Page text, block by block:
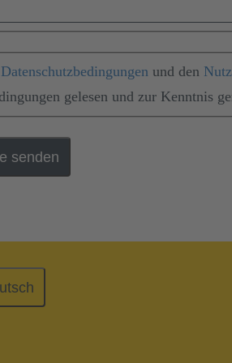
Datenschutzbedingungen und den
gelesen und zur Kenntnis
senden